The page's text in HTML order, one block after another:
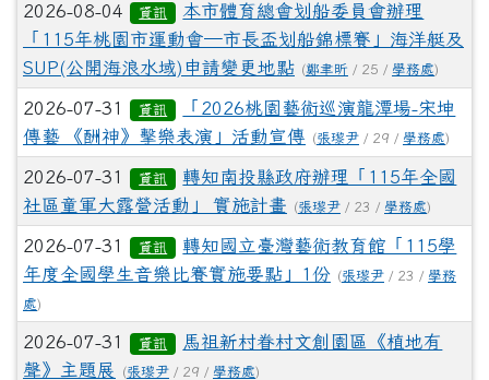
2026-08-04 資訊
本市體育總會划船委員會辦理
「115年桃園市運動會─市長盃划船錦標賽」海洋艇及
SUP(公開海浪水域)申請變更地點 (鄭聿昕 / 25 / 學務處)
2026-07-31 資訊
「2026桃園藝術巡演龍潭場-宋坤
傳藝 《酬神》擊樂表演」活動宣傳
(張瓈尹 / 29 / 學務處)
2026-07-31 資訊
轉知南投縣政府辦理「115年全國
社區童軍大露營活動」 實施計畫
(張瓈尹 / 23 / 學務處)
2026-07-31 資訊
轉知國立臺灣藝術教育館「115學
年度全國學生音樂比賽實施要點」1份 (張瓈尹 / 23 / 學務
處)
2026-07-31 資訊
馬祖新村眷村文創園區《植地有
聲》主題展
(張瓈尹 / 29 / 學務處)